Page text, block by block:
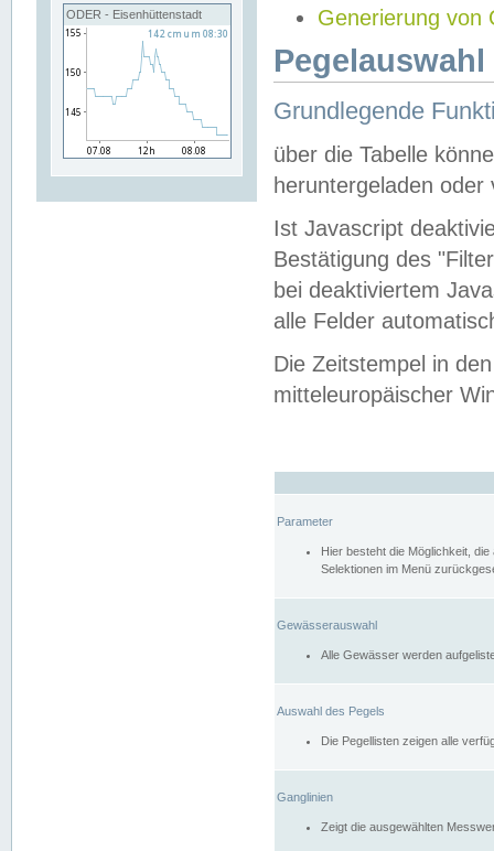
ODER - Eisenhüttenstadt
Generierung von
Grundlegende
über die Tabelle
heruntergeladen oder
Ist Javascript
Bestätigung des
bei deaktiviertem
alle Felder
Die Zeitstempel in
mitteleuropäischer
Parameter
Hier besteht die Möglichkeit,
Selektionen im Menü
Gewässerauswahl
Alle Gewässer werden
Auswahl des Pegels
Die Pegellisten zeigen alle
Ganglinien
Zeigt die ausgewählten